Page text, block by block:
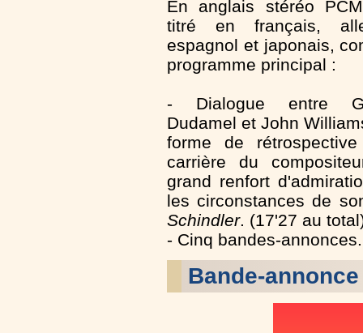
En anglais stéréo
titré en français,
espagnol et japonais,
programme principal :
- Dialogue entre
Dudamel et John
forme de
carrière du
grand renfort
les circonstances de
Schindler. (17'27 au
- Cinq bandes-annonces.
Bande-